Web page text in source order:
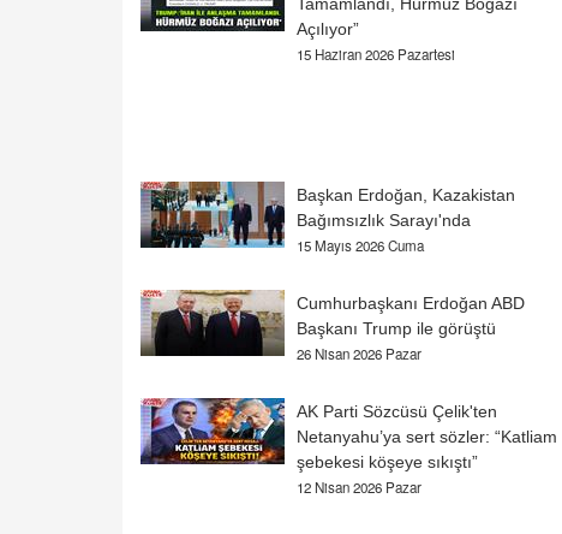
Tamamlandı, Hürmüz Boğazı
Açılıyor”
15 Haziran 2026 Pazartesi
Başkan Erdoğan, Kazakistan
Bağımsızlık Sarayı'nda
15 Mayıs 2026 Cuma
Cumhurbaşkanı Erdoğan ABD
Başkanı Trump ile görüştü
26 Nisan 2026 Pazar
AK Parti Sözcüsü Çelik'ten
Netanyahu’ya sert sözler: “Katliam
şebekesi köşeye sıkıştı”
12 Nisan 2026 Pazar